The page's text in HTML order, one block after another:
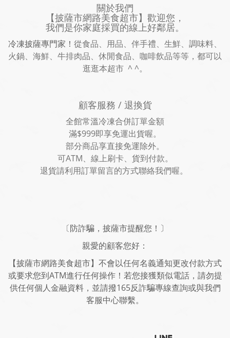
關於我們
【披薩市網路美食超市】歡迎您，
我們是你家庭採買的線上好鄰居。
冷凍披薩專門家！ 從食品、用品、伴手禮、生鮮、調味料、
火鍋、海鮮、牛排肉品、休閒食品、咖啡飲品等等，都可以
逛逛本超市 ^ ^。
顧客服務 / 退換貨
全館常溫冷凍合併訂單金額
滿$999即享免運出貨喔。
部分商品享直接免運除外。
可ATM、線上刷卡、貨到付款。
退貨請利用訂單留言的方式聯絡我們喔。
〔防詐騙，披薩市提醒您！〕
親愛的顧客您好：
【披薩市網路美食超市】不會以任何名義通知更改付款方式
或要求您到ATM進行任何操作！若您接獲類似電話，請勿提
供任何個人金融資料，並請撥165反詐騙專線查詢或與我們
客服中心聯繫。